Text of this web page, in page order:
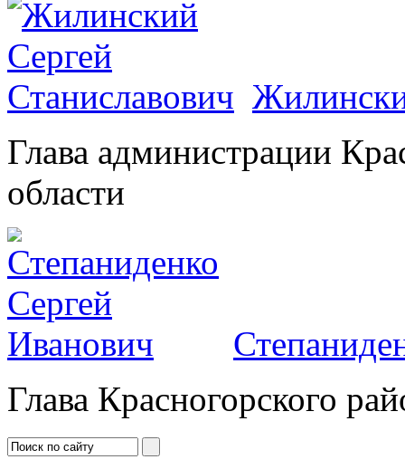
Глава администрации
области
Глава Красногорского